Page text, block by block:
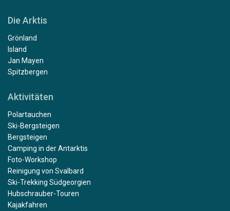
Die Arktis
Grönland
Island
Jan Mayen
Spitzbergen
Aktivitäten
Polartauchen
Ski-Bergsteigen
Bergsteigen
Camping in der Antarktis
Foto-Workshop
Reinigung von Svalbard
Ski-Trekking Südgeorgien
Hubschrauber-Touren
Kajakfahren